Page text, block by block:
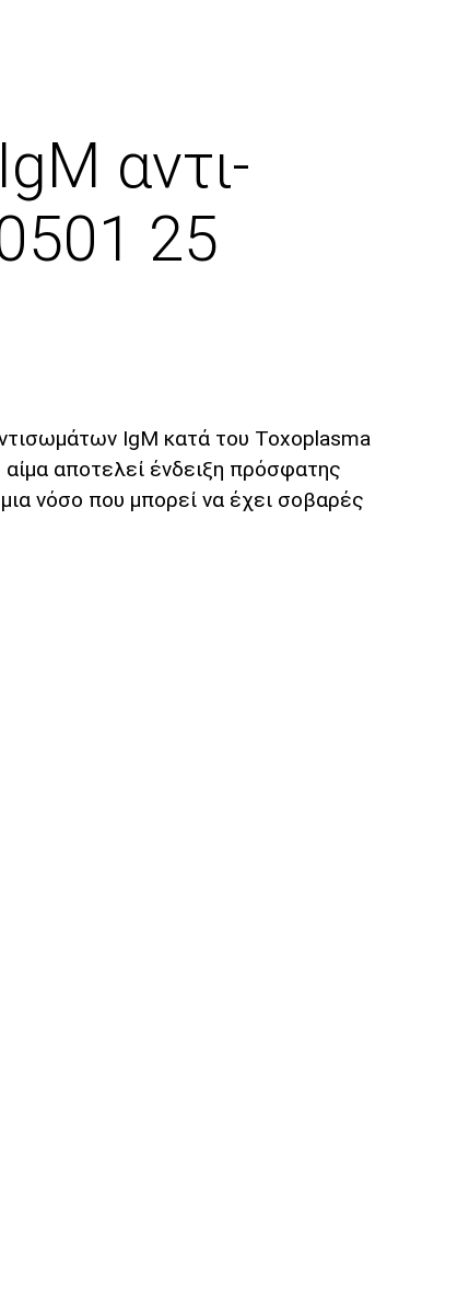
αντι-
25
IgM κατά του Toxoplasma
αποτελεί ένδειξη πρόσφατης
νόσο που μπορεί να έχει σοβαρές